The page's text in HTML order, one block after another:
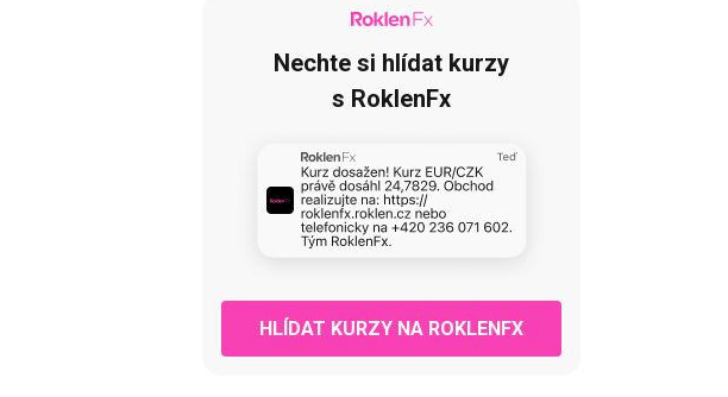
Nechte si hlídat kurzy
s RoklenFx
HLÍDAT KURZY NA ROKLENFX